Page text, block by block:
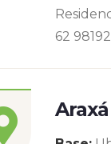
62